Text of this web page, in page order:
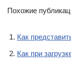
Похожие
Как
Как при